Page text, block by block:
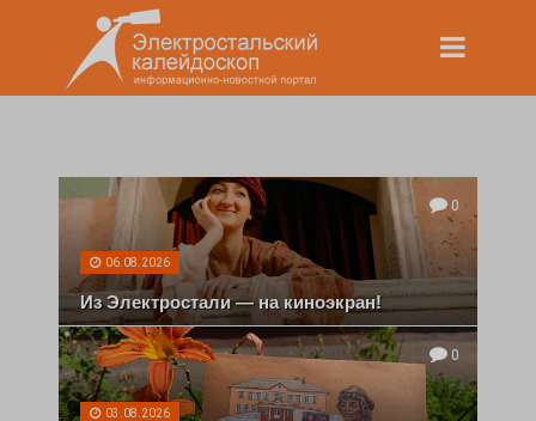
0
06.08.2026
Из Электростали — на киноэкран!
0
03.08.2026